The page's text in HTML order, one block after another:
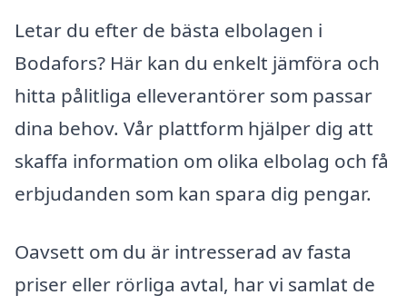
Letar du efter de bästa elbolagen i
Bodafors? Här kan du enkelt jämföra och
hitta pålitliga elleverantörer som passar
dina behov. Vår plattform hjälper dig att
skaffa information om olika elbolag och få
erbjudanden som kan spara dig pengar.
Oavsett om du är intresserad av fasta
priser eller rörliga avtal, har vi samlat de